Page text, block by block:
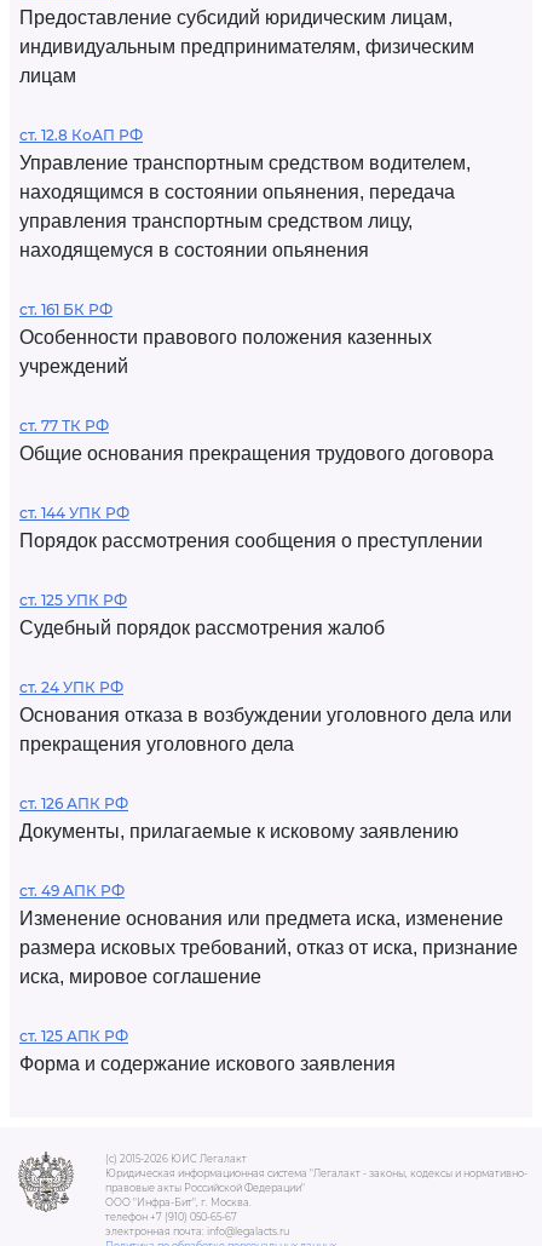
Предоставление субсидий юридическим лицам,
индивидуальным предпринимателям, физическим
лицам
ст. 12.8 КоАП РФ
Управление транспортным средством водителем,
находящимся в состоянии опьянения, передача
управления транспортным средством лицу,
находящемуся в состоянии опьянения
ст. 161 БК РФ
Особенности правового положения казенных
учреждений
ст. 77 ТК РФ
Общие основания прекращения трудового договора
ст. 144 УПК РФ
Порядок рассмотрения сообщения о преступлении
ст. 125 УПК РФ
Судебный порядок рассмотрения жалоб
ст. 24 УПК РФ
Основания отказа в возбуждении уголовного дела или
прекращения уголовного дела
ст. 126 АПК РФ
Документы, прилагаемые к исковому заявлению
ст. 49 АПК РФ
Изменение основания или предмета иска, изменение
размера исковых требований, отказ от иска, признание
иска, мировое соглашение
ст. 125 АПК РФ
Форма и содержание искового заявления
(c) 2015-2026 ЮИС Легалакт
Юридическая информационная система "Легалакт - законы, кодексы и нормативно-
правовые акты Российской Федерации"
ООО "Инфра-Бит", г. Москва.
телефон +7 (910) 050-65-67
электронная почта: info@legalacts.ru